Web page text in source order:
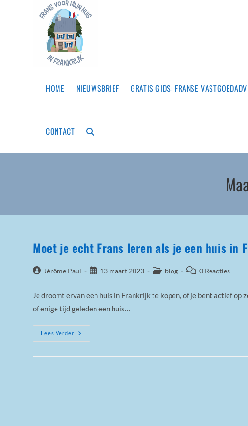
HOME NIEUWSBRIEF GRATIS GIDS: FRANSE
CONTACT TOGGLE
ZOEKEN
Moet je echt Frans leren als je een huis in
BerichtJérôme Paul
Bericht13 maart 2023 Berichtcategorie:
blog
Bericht0 Reacties
Je droomt ervan een huis in Frankrijk te kopen, of je bent actief op
of enige tijd geleden een huis…
Lees Verder
Moet
Je